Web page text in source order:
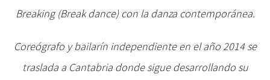
Breaking (Break dance) con la danza contemporánea.
Coreógrafo y bailarín independiente en el año 2014 se
traslada a Cantabria donde sigue desarrollando su